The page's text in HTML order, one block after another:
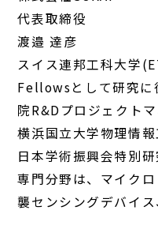
代表取締役
渡邉 達彦
スイス連邦工科大学
Fellowsとして研究
院R&Dプロジェクト
横浜国立大学物理情報
日本学術振興会特別研
専門分野は、マイク
襲センシングデバイ